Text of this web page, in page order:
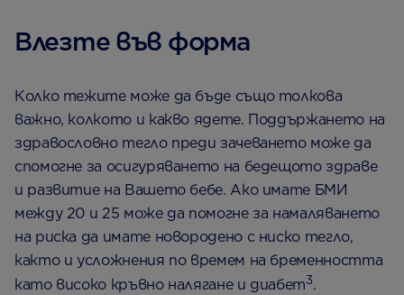
Влезте във форма
Колко тежите може да бъде също толкова
важно, колкото и какво ядете. Поддържането на
здравословно тегло преди зачеването може да
спомогне за осигуряването на бедещото здраве
и развитие на Вашето бебе. Ако имате БМИ
между 20 и 25 може да помогне за намаляването
на риска да имате новородено с ниско тегло,
както и усложнения по времем на бременността
като високо кръвно налягане и диабет3.